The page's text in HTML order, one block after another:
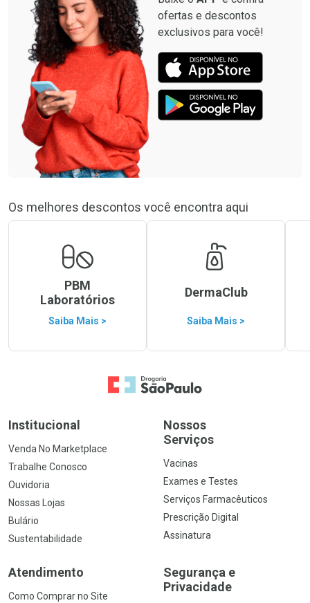
ofertas e descontos
exclusivos para você!
Os melhores descontos você encontra aqui
PBM
Laboratórios
Saiba Mais >
DermaClub
Saiba Mais >
Ir para a Home
Institucional
Venda No Marketplace
Trabalhe Conosco
Ouvidoria
Nossas Lojas
Bulário
Sustentabilidade
Nossos
Serviços
Vacinas
Exames e Testes
Serviços Farmacêuticos
Prescrição Digital
Assinatura
Atendimento
Como Comprar no Site
Segurança e
Privacidade